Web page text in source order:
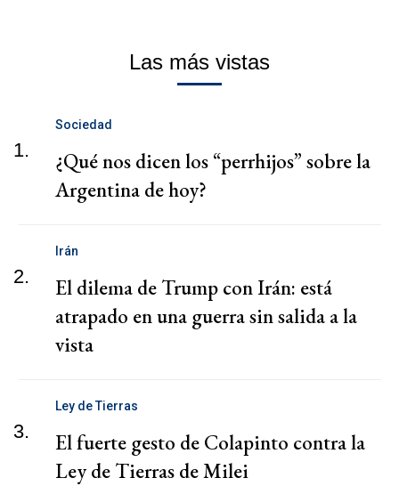
Las más vistas
1.
Sociedad
¿Qué nos dicen los “perrhijos” sobre la
Argentina de hoy?
2.
Irán
El dilema de Trump con Irán: está
atrapado en una guerra sin salida a la
vista
3.
Ley de Tierras
El fuerte gesto de Colapinto contra la
Ley de Tierras de Milei